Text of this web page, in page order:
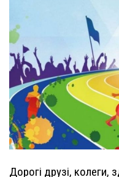
Дорогі друзі, колеги,